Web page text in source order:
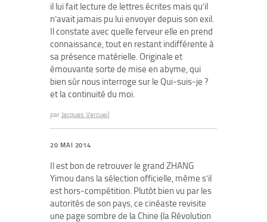
il lui fait lecture de lettres écrites mais qu’il
n’avait jamais pu lui envoyer depuis son exil.
Il constate avec quelle ferveur elle en prend
connaissance, tout en restant indifférente à
sa présence matérielle. Originale et
émouvante sorte de mise en abyme, qui
bien sûr nous interroge sur le Qui-suis-je ?
et la continuité du moi.
par Jacques Vercueil
20 MAI 2014
Il est bon de retrouver le grand ZHANG
Yimou dans la sélection officielle, même s’il
est hors-compétition. Plutôt bien vu par les
autorités de son pays, ce cinéaste revisite
une page sombre de la Chine (la Révolution